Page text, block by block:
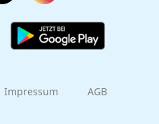
Impressum AGB